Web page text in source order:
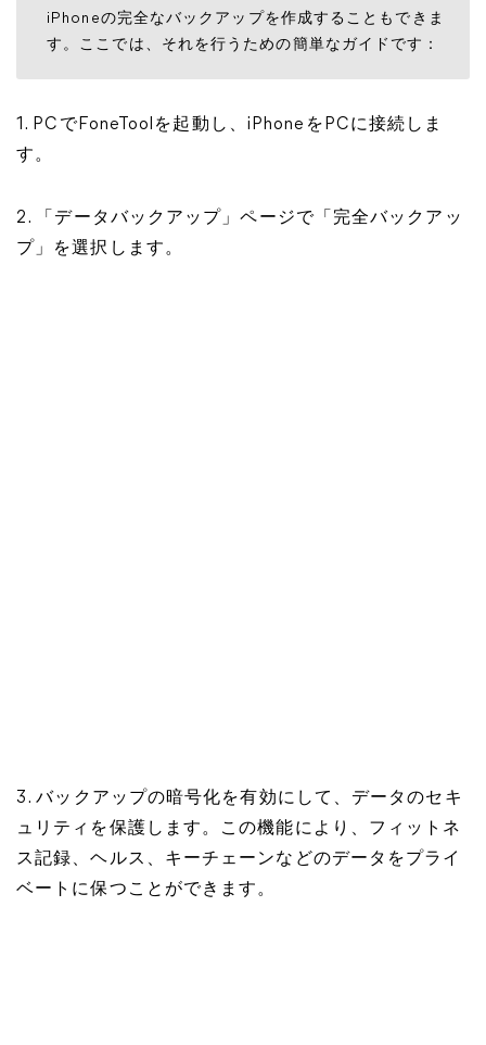
iPhoneの完全なバックアップを作成することもできま
す。ここでは、それを行うための簡単なガイドです：
1. PCでFoneToolを起動し、iPhoneをPCに接続しま
す。
2. 「データバックアップ」ページで「完全バックアッ
プ」を選択します。
3. バックアップの暗号化を有効にして、データのセキ
ュリティを保護します。この機能により、フィットネ
ス記録、ヘルス、キーチェーンなどのデータをプライ
ベートに保つことができます。